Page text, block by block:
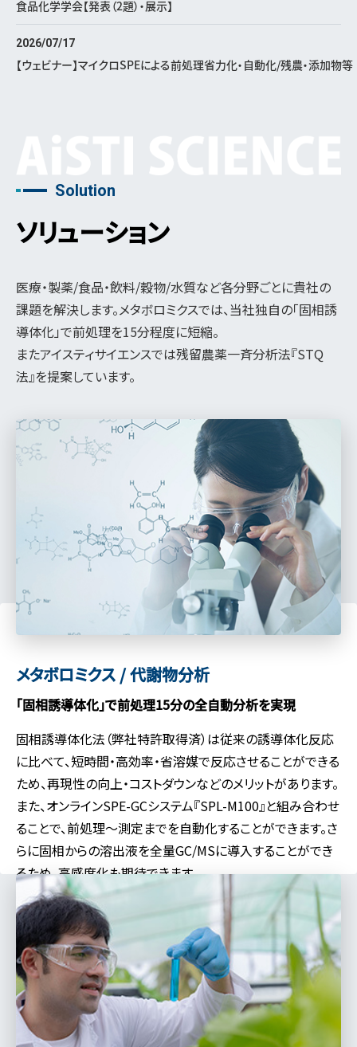
食品化学学会【発表（2題）・展示】
2026/07/17
【ウェビナー】マイクロSPEによる前処理省力化・自動化/残農・添加物等
Solution
ソリューション
医療・製薬/食品・飲料/穀物/水質など各分野ごとに貴社の
課題を解決します。メタボロミクスでは、当社独自の「固相誘
導体化」で前処理を15分程度に短縮。
またアイスティサイエンスでは残留農薬一斉分析法『STQ
法』を提案しています。
メタボロミクス / 代謝物分析
「固相誘導体化」で前処理15分の全自動分析を実現
固相誘導体化法（弊社特許取得済）は従来の誘導体化反応
に比べて、短時間・高効率・省溶媒で反応させることができる
ため、再現性の向上・コストダウンなどのメリットがあります。
また、オンラインSPE-GCシステム『SPL-M100』と組み合わせ
ることで、前処理～測定までを自動化することができます。さ
らに固相からの溶出液を全量GC/MSに導入することができ
るため、高感度化も期待できます。
対応分野
食品
製薬 バイオ